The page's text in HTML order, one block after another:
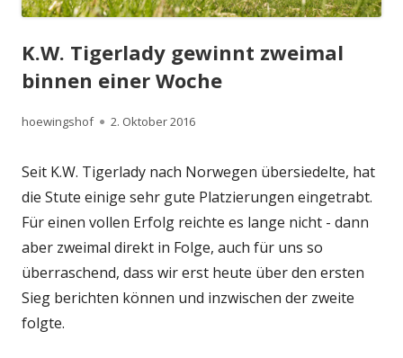
K.W. Tigerlady gewinnt zweimal
binnen einer Woche
Autor
hoewingshof
Veröffentlicht
2. Oktober 2016
Seit K.W. Tigerlady nach Norwegen übersiedelte, hat
die Stute einige sehr gute Platzierungen eingetrabt.
Für einen vollen Erfolg reichte es lange nicht - dann
aber zweimal direkt in Folge, auch für uns so
überraschend, dass wir erst heute über den ersten
Sieg berichten können und inzwischen der zweite
folgte.